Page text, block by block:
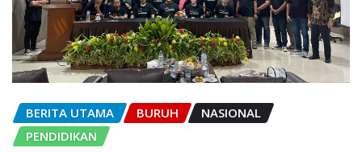
BERITA UTAMA BURUH
NASIONAL
PENDIDIKAN